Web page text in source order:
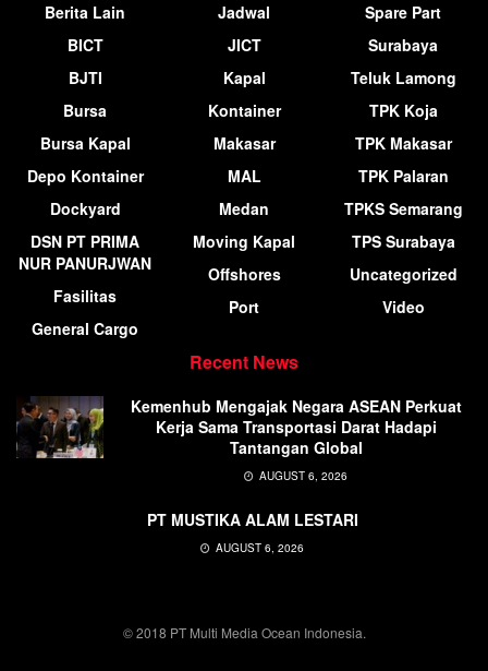
Berita Lain
BICT
BJTI
Bursa
Bursa Kapal
Depo Kontainer
Dockyard
DSN PT PRIMA
NUR PANURJWAN
Fasilitas
General Cargo
Jadwal
JICT
Kapal
Kontainer
Makasar
MAL
Medan
Moving Kapal
Offshores
Port
Spare Part
Surabaya
Teluk Lamong
TPK Koja
TPK Makasar
TPK Palaran
TPKS Semarang
TPS Surabaya
Uncategorized
Video
Recent News
Kemenhub Mengajak Negara ASEAN Perkuat
Kerja Sama Transportasi Darat Hadapi
Tantangan Global
AUGUST 6, 2026
PT MUSTIKA ALAM LESTARI
AUGUST 6, 2026
© 2018 PT Multi Media Ocean Indonesia.